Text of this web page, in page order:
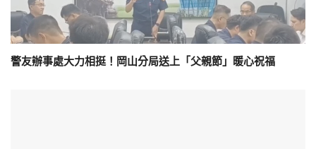
警友辦事處大力相挺！岡山分局送上「父親節」暖心祝福